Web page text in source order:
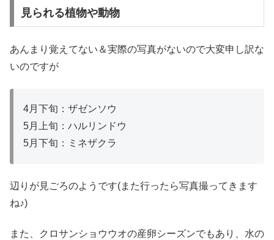
見られる植物や動物
あんまり覚えてない＆実際の写真がないので大変申し訳な
いのですが
4月下旬：ザゼンソウ
5月上旬：ハルリンドウ
5月下旬：ミネザクラ
辺りが見ごろのようです(また行ったら写真撮ってきます
ね♪)
また、クロサンショウウオの産卵シーズンでもあり、水の